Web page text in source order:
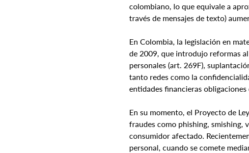
colombiano, lo que equivale a
través de mensajes de texto)
En Colombia, la legislación en
de 2009, que introdujo reformas
personales (art. 269F),
tanto redes como la
entidades financieras
En su momento, el Proyecto de
fraudes como phishing, smishing,
consumidor afectado.
personal, cuando se comete